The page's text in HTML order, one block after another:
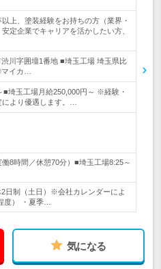
上、塗装経験をお持ちの方（業界・
定企業でキャリアを活かしたい方、
川字囲壇1番地 ■埼玉工場 埼玉県比
イカ…
■埼玉工場月給250,000円～ ※経験・
より優遇します。…
8時間／休憩70分）■埼玉工場8:25～
2日制（土日）※会社カレンダーによ
度） ・夏季…
気になる